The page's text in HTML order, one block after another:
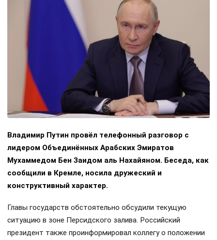
Владимир Путин провёл телефонный разговор с
лидером Объединённых Арабских Эмиратов
Мухаммедом Бен Заидом аль Нахайяном. Беседа, как
сообщили в Кремле, носила дружеский и
конструктивный характер.
Главы государств обстоятельно обсудили текущую
ситуацию в зоне Персидского залива. Российский
президент также проинформировал коллегу о положении